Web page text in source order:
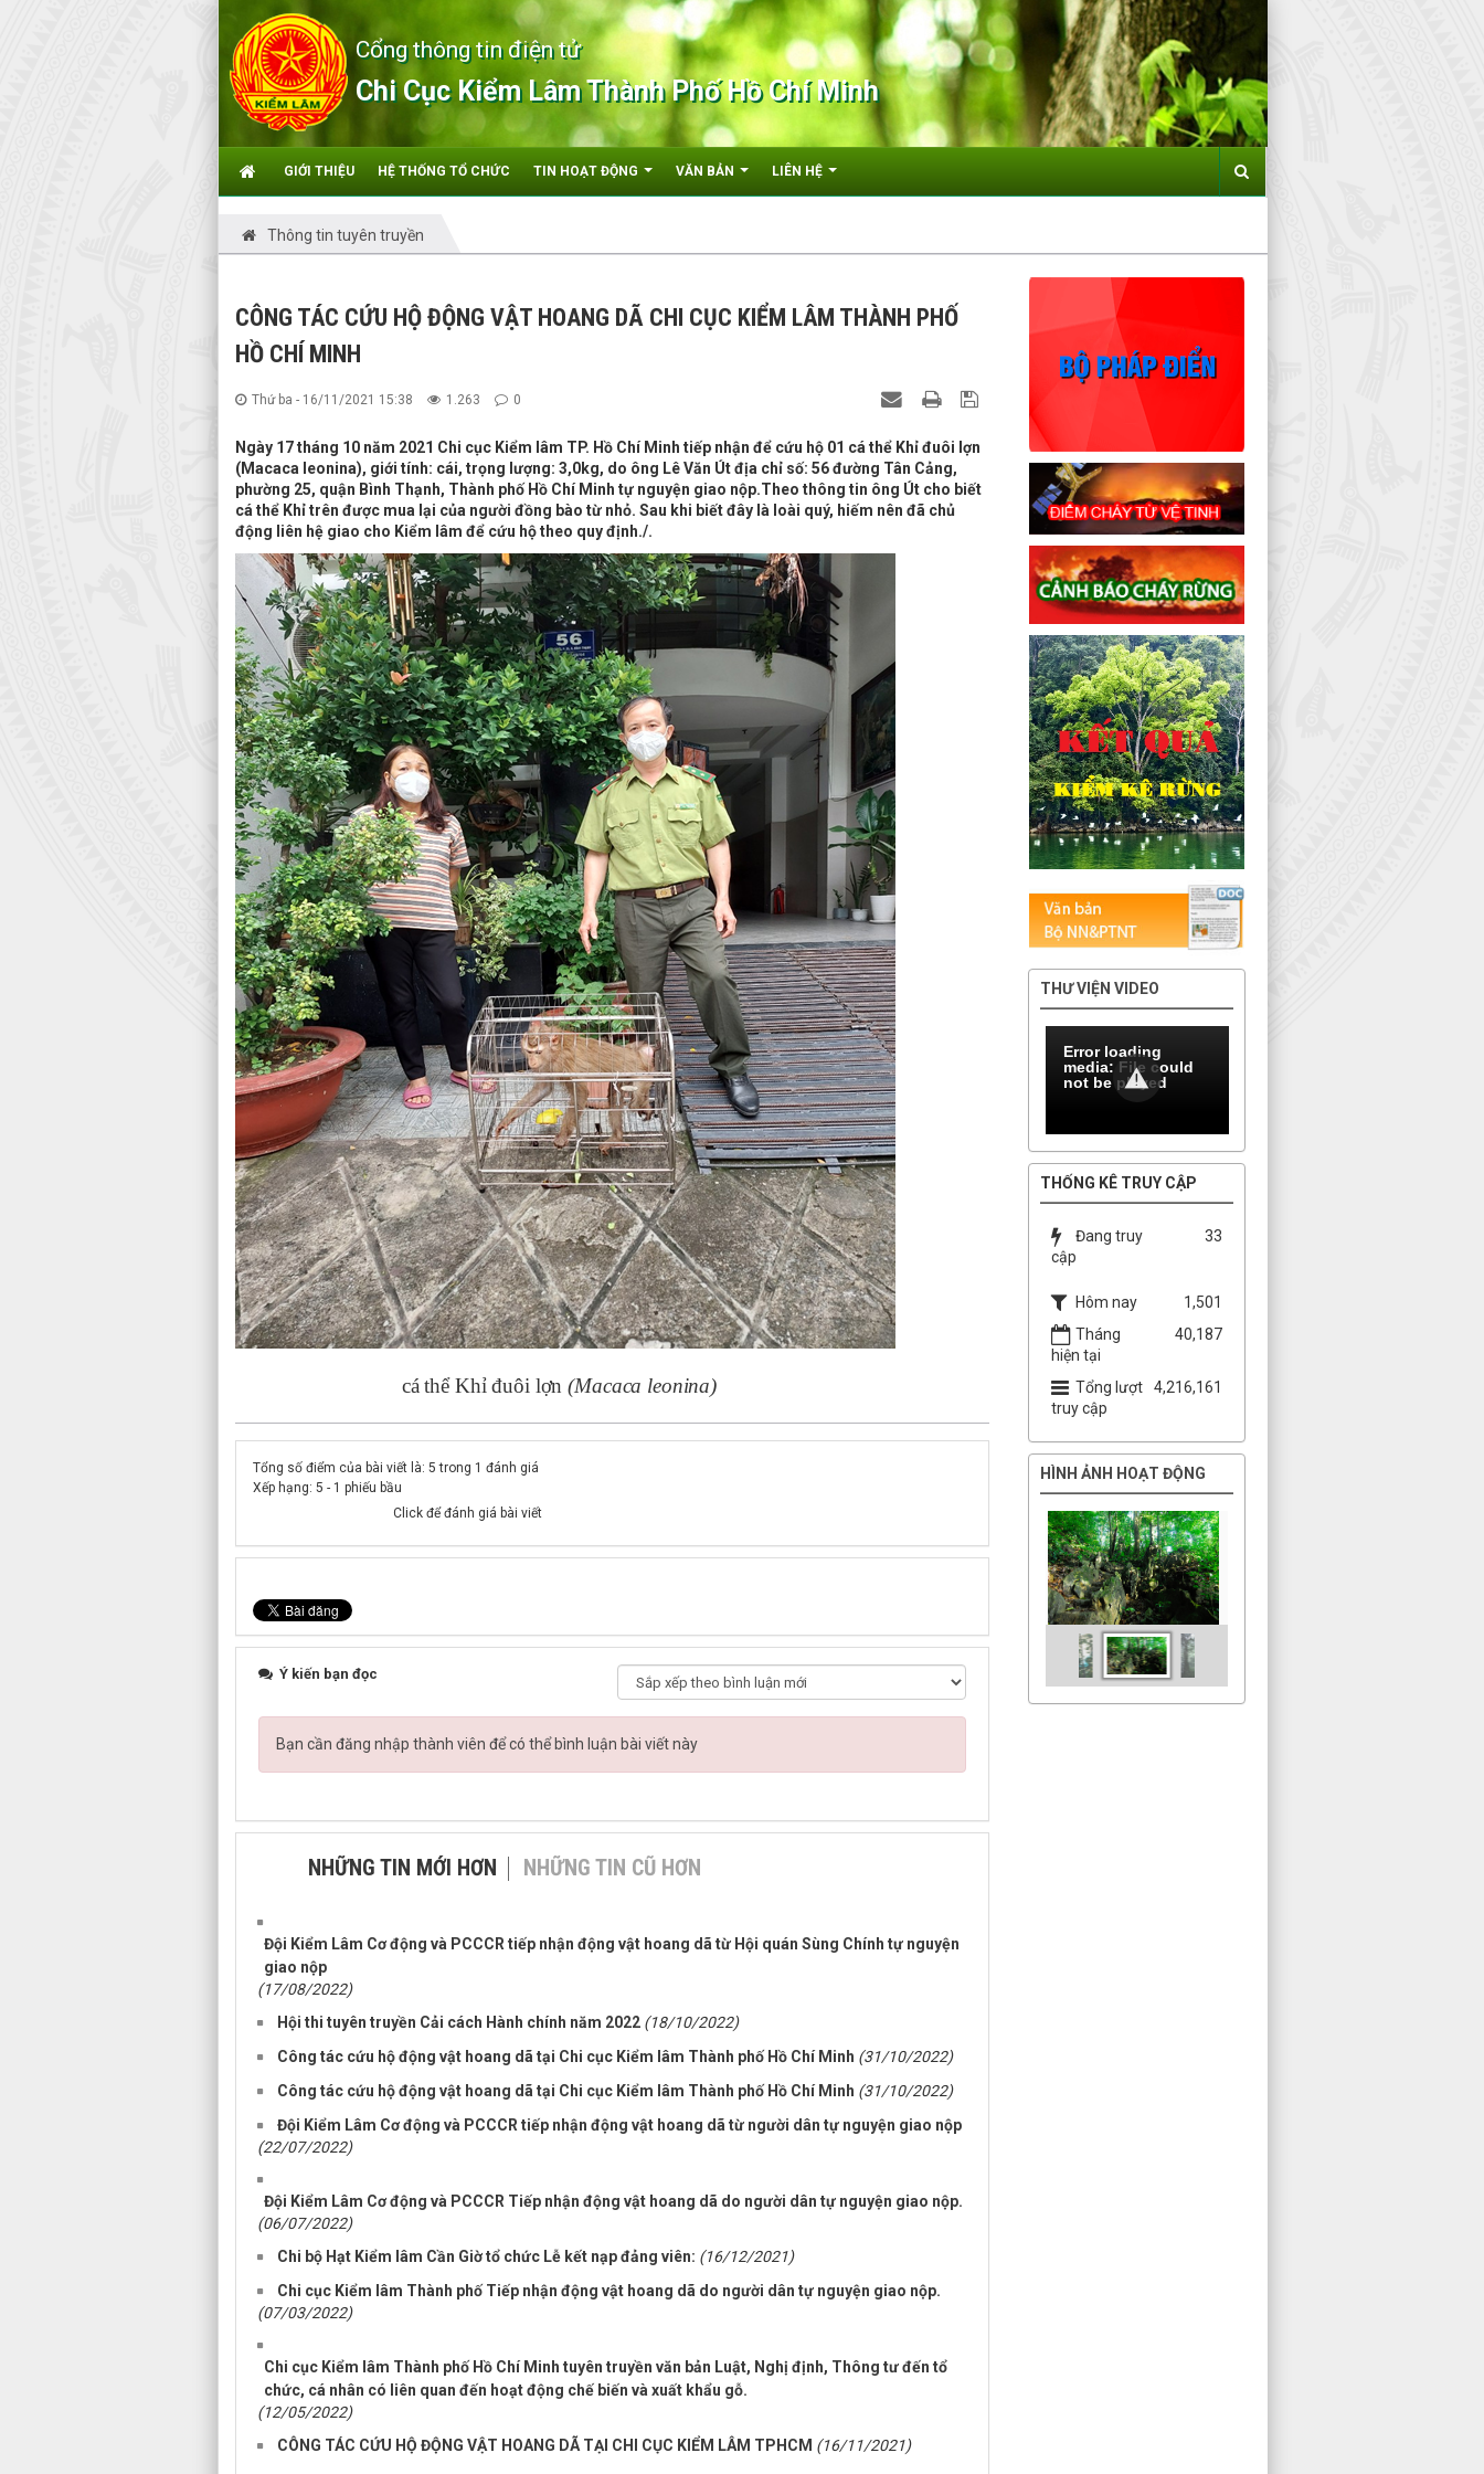
Cổng thông tin điện tử
Chi Cục Kiểm Lâm Thành Phố Hồ Chí Minh
GIỚI THIỆU HỆ THỐNG TỔ CHỨC TIN HOẠT ĐỘNG VĂN BẢN LIÊN HỆ
Thông tin tuyên truyền
CÔNG TÁC CỨU HỘ ĐỘNG VẬT HOANG DÃ CHI CỤC KIỂM LÂM THÀNH PHỐ
HỒ CHÍ MINH
Thứ ba - 16/11/2021 15:38 1.263 0
Ngày 17 tháng 10 năm 2021 Chi cục Kiểm lâm TP. Hồ Chí Minh tiếp nhận để cứu hộ 01 cá thể Khỉ đuôi lợn
(Macaca leonina), giới tính: cái, trọng lượng: 3,0kg, do ông Lê Văn Út địa chỉ số: 56 đường Tân Cảng,
phường 25, quận Bình Thạnh, Thành phố Hồ Chí Minh tự nguyện giao nộp.Theo thông tin ông Út cho biết
cá thể Khỉ trên được mua lại của người đồng bào từ nhỏ. Sau khi biết đây là loài quý, hiếm nên đã chủ
động liên hệ giao cho Kiểm lâm để cứu hộ theo quy định./.
cá thể Khỉ đuôi lợn(Macaca leonina)
Tổng số điểm của bài viết là: 5 trong 1 đánh giá
Xếp hạng: 5 - 1 phiếu bầu
Click để đánh giá bài viết
Ý kiến bạn đọc
Bạn cần đăng nhập thành viên để có thể bình luận bài viết này
NHỮNG TIN MỚI HƠN NHỮNG TIN CŨ HƠN
Đội Kiểm Lâm Cơ động và PCCCR tiếp nhận động vật hoang dã từ Hội quán Sùng Chính tự nguyện
giao nộp
(17/08/2022)
Hội thi tuyên truyền Cải cách Hành chính năm 2022 (18/10/2022)
Công tác cứu hộ động vật hoang dã tại Chi cục Kiểm lâm Thành phố Hồ Chí Minh (31/10/2022)
Công tác cứu hộ động vật hoang dã tại Chi cục Kiểm lâm Thành phố Hồ Chí Minh (31/10/2022)
Đội Kiểm Lâm Cơ động và PCCCR tiếp nhận động vật hoang dã từ người dân tự nguyện giao nộp
(22/07/2022)
Đội Kiểm Lâm Cơ động và PCCCR Tiếp nhận động vật hoang dã do người dân tự nguyện giao nộp.
(06/07/2022)
Chi bộ Hạt Kiểm lâm Cần Giờ tổ chức Lễ kết nạp đảng viên: (16/12/2021)
Chi cục Kiểm lâm Thành phố Tiếp nhận động vật hoang dã do người dân tự nguyện giao nộp.
(07/03/2022)
Chi cục Kiểm lâm Thành phố Hồ Chí Minh tuyên truyền văn bản Luật, Nghị định, Thông tư đến tổ
chức, cá nhân có liên quan đến hoạt động chế biến và xuất khẩu gỗ.
(12/05/2022)
CÔNG TÁC CỨU HỘ ĐỘNG VẬT HOANG DÃ TẠI CHI CỤC KIỂM LÂM TPHCM (16/11/2021)
THƯ VIỆN VIDEO
Error loading
media: File could
not be played
THỐNG KÊ TRUY CẬP
Đang truy
cập
33
Hôm nay
1,501
Tháng
hiện tại
40,187
Tổng lượt
truy cập
4,216,161
HÌNH ẢNH HOẠT ĐỘNG